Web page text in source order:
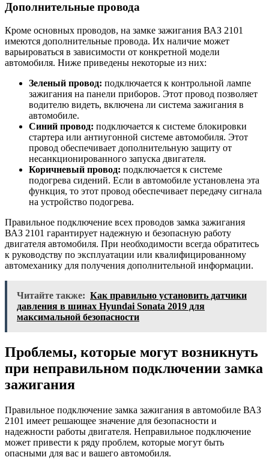
Дополнительные провода
Кроме основных проводов, на замке зажигания ВАЗ 2101
имеются дополнительные провода. Их наличие может
варьироваться в зависимости от конкретной модели
автомобиля. Ниже приведены некоторые из них:
Зеленый провод: подключается к контрольной лампе
зажигания на панели приборов. Этот провод позволяет
водителю видеть, включена ли система зажигания в
автомобиле.
Синий провод: подключается к системе блокировки
стартера или антиугонной системе автомобиля. Этот
провод обеспечивает дополнительную защиту от
несанкционированного запуска двигателя.
Коричневый провод: подключается к системе
подогрева сидений. Если в автомобиле установлена эта
функция, то этот провод обеспечивает передачу сигнала
на устройство подогрева.
Правильное подключение всех проводов замка зажигания
ВАЗ 2101 гарантирует надежную и безопасную работу
двигателя автомобиля. При необходимости всегда обратитесь
к руководству по эксплуатации или квалифицированному
автомеханику для получения дополнительной информации.
Читайте также: Как правильно установить датчики
давления в шинах Hyundai Sonata 2019 для
максимальной безопасности
Проблемы, которые могут возникнуть
при неправильном подключении замка
зажигания
Правильное подключение замка зажигания в автомобиле ВАЗ
2101 имеет решающее значение для безопасности и
надежности работы двигателя. Неправильное подключение
может привести к ряду проблем, которые могут быть
опасными для вас и вашего автомобиля.